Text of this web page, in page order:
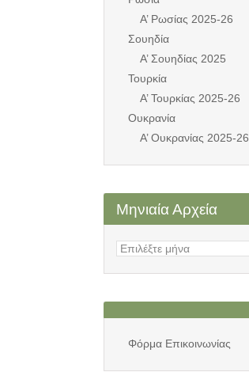
Α’ Ρωσίας 2025-26
Σουηδία
Α’ Σουηδίας 2025
Τουρκία
Α’ Τουρκίας 2025-26
Ουκρανία
Α’ Ουκρανίας 2025-26
Μηνιαία Αρχεία
Μηνιαία
Φόρμα Επικοινωνίας